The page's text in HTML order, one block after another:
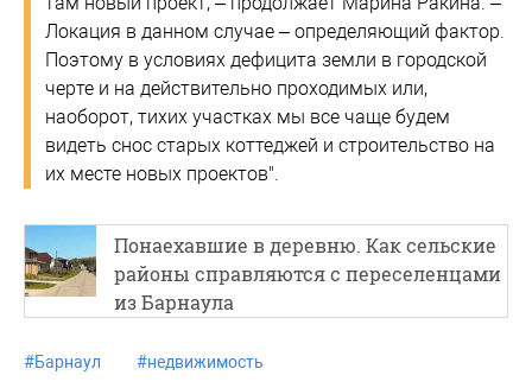
Локация в данном случае – определяющий фактор.
Поэтому в условиях дефицита земли в городской
черте и на действительно проходимых или,
наоборот, тихих участках мы все чаще будем
видеть снос старых коттеджей и строительство на
их месте новых проектов".
Понаехавшие в деревню. Как сельские
районы справляются с переселенцами
из Барнаула
#Барнаул #недвижимость